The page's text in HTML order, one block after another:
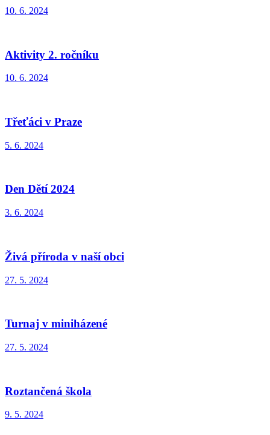
10. 6. 2024
Aktivity 2. ročníku
10. 6. 2024
Třeťáci v Praze
5. 6. 2024
Den Dětí 2024
3. 6. 2024
Živá příroda v naší obci
27. 5. 2024
Turnaj v miniházené
27. 5. 2024
Roztančená škola
9. 5. 2024